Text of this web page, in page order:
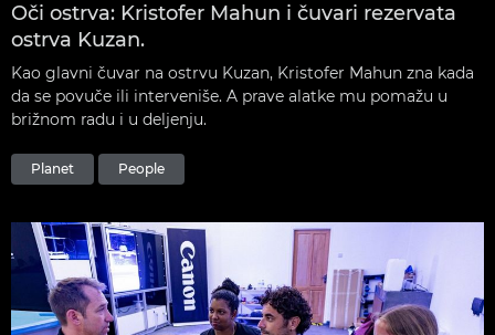
Oči ostrva: Kristofer Mahun i čuvari rezervata
ostrva Kuzan.
Kao glavni čuvar na ostrvu Kuzan, Kristofer Mahun zna kada
da se povuče ili interveniše. A prave alatke mu pomažu u
brižnom radu i u deljenju.
Planet People